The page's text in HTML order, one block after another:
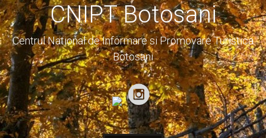
CNIPT Botosani
Centrul National de Informare si Promovare Turistica
Botosani